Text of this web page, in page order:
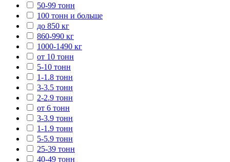
50-99 тонн
100 тонн и больше
до 850 кг
860-990 кг
1000-1490 кг
от 10 тонн
5-10 тонн
1-1.8 тонн
3-3.5 тонн
2-2.9 тонн
от 6 тонн
3-3.9 тонн
1-1.9 тонн
5-5.9 тонн
25-39 тонн
40-49 тонн